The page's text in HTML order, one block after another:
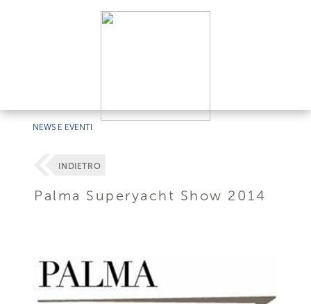
NEWS E EVENTI
INDIETRO
Palma Superyacht Show 2014